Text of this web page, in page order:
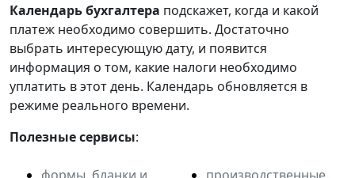
Календарьбухгалтера подскажет, когда и какой
платеж необходимо совершить. Достаточно
выбрать интересующую дату, и появится
информация о том, какие налоги необходимо
уплатить в этот день. Календарь обновляется в
режиме реального времени.
Полезные сервисы: